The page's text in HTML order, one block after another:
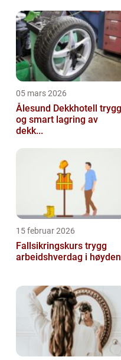
05 mars 2026
Ålesund Dekkhotell trygg
og smart lagring av
dekk...
15 februar 2026
Fallsikringskurs trygg
arbeidshverdag i høyden